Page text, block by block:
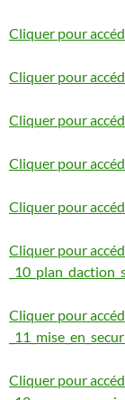
Cliquer pour
Cliquer pour
Cliquer pour
Cliquer pour
Cliquer pour
Cliquer pour
Cliquer pour
Cliquer pour